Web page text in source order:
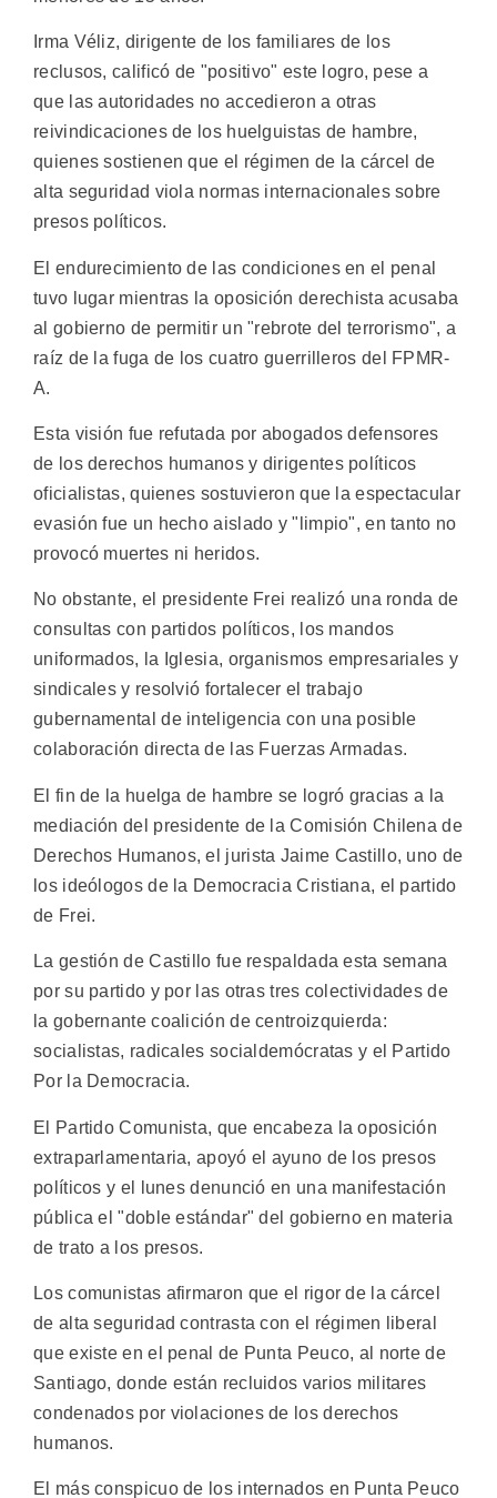
Irma Véliz, dirigente de los familiares de los
reclusos, calificó de "positivo" este logro, pese a
que las autoridades no accedieron a otras
reivindicaciones de los huelguistas de hambre,
quienes sostienen que el régimen de la cárcel de
alta seguridad viola normas internacionales sobre
presos políticos.
El endurecimiento de las condiciones en el penal
tuvo lugar mientras la oposición derechista acusaba
al gobierno de permitir un "rebrote del terrorismo", a
raíz de la fuga de los cuatro guerrilleros del FPMR-
A.
Esta visión fue refutada por abogados defensores
de los derechos humanos y dirigentes políticos
oficialistas, quienes sostuvieron que la espectacular
evasión fue un hecho aislado y "limpio", en tanto no
provocó muertes ni heridos.
No obstante, el presidente Frei realizó una ronda de
consultas con partidos políticos, los mandos
uniformados, la Iglesia, organismos empresariales y
sindicales y resolvió fortalecer el trabajo
gubernamental de inteligencia con una posible
colaboración directa de las Fuerzas Armadas.
El fin de la huelga de hambre se logró gracias a la
mediación del presidente de la Comisión Chilena de
Derechos Humanos, el jurista Jaime Castillo, uno de
los ideólogos de la Democracia Cristiana, el partido
de Frei.
La gestión de Castillo fue respaldada esta semana
por su partido y por las otras tres colectividades de
la gobernante coalición de centroizquierda:
socialistas, radicales socialdemócratas y el Partido
Por la Democracia.
El Partido Comunista, que encabeza la oposición
extraparlamentaria, apoyó el ayuno de los presos
políticos y el lunes denunció en una manifestación
pública el "doble estándar" del gobierno en materia
de trato a los presos.
Los comunistas afirmaron que el rigor de la cárcel
de alta seguridad contrasta con el régimen liberal
que existe en el penal de Punta Peuco, al norte de
Santiago, donde están recluidos varios militares
condenados por violaciones de los derechos
humanos.
El más conspicuo de los internados en Punta Peuco